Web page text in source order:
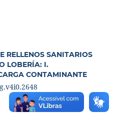
RELLENOS SANITARIOS
LOBERÍA: I.
CONTAMINANTE